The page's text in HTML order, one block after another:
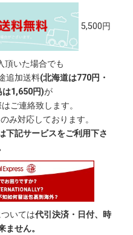
5,500円
頂いた場合でも
追加送料(北海道は770円・
は1,650円)が
ご連絡致します。
み対応しております。
下記サービスをご利用下さ
いては代引決済・日付、時
ません。